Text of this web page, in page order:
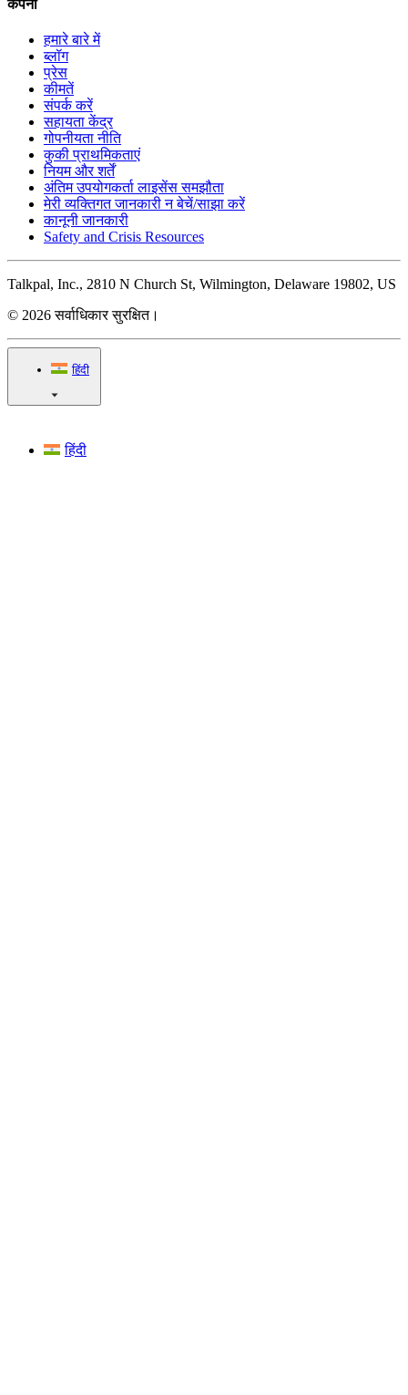
कंपनी
हमारे बारे में
ब्लॉग
प्रेस
कीमतें
संपर्क करें
सहायता केंद्र
गोपनीयता नीति
कुकी प्राथमिकताएं
नियम और शर्तें
अंतिम उपयोगकर्ता लाइसेंस समझौता
मेरी व्यक्तिगत जानकारी न बेचें/साझा करें
कानूनी जानकारी
Safety and Crisis Resources
Talkpal, Inc., 2810 N Church St, Wilmington, Delaware 19802, US
© 2026 सर्वाधिकार सुरक्षित।
हिंदी
हिंदी